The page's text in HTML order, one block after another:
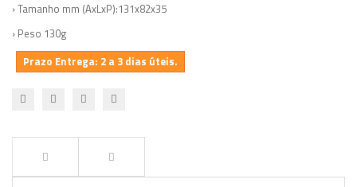
› Tamanho mm (AxLxP):131x82x35
› Peso 130g
Prazo Entrega: 2 a 3 dias úteis.